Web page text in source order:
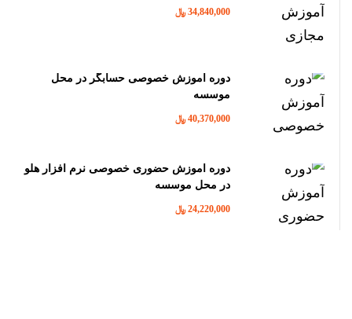
34,840,000 ﷼
دوره آموزش خصوصی حسابگر در محل
موسسه
40,370,000 ﷼
دوره آموزش حضوری خصوصی نرم افزار هلو
در محل موسسه
24,220,000 ﷼